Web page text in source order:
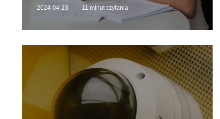
2024-04-23 11 minut czytania